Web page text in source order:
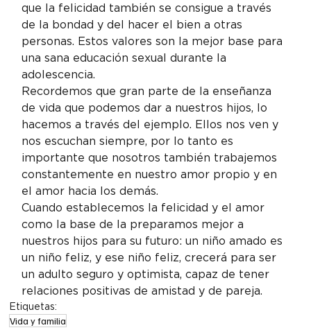
que la felicidad también se consigue a través
de la bondad y del hacer el bien a otras
personas. Estos valores son la mejor base para
una sana educación sexual durante la
adolescencia.
Recordemos que gran parte de la enseñanza
de vida que podemos dar a nuestros hijos, lo
hacemos a través del ejemplo. Ellos nos ven y
nos escuchan siempre, por lo tanto es
importante que nosotros también trabajemos
constantemente en nuestro amor propio y en
el amor hacia los demás.
Cuando establecemos la felicidad y el amor
como la base de la preparamos mejor a
nuestros hijos para su futuro: un niño amado es
un niño feliz, y ese niño feliz, crecerá para ser
un adulto seguro y optimista, capaz de tener
relaciones positivas de amistad y de pareja.
Etiquetas:
Vida y familia